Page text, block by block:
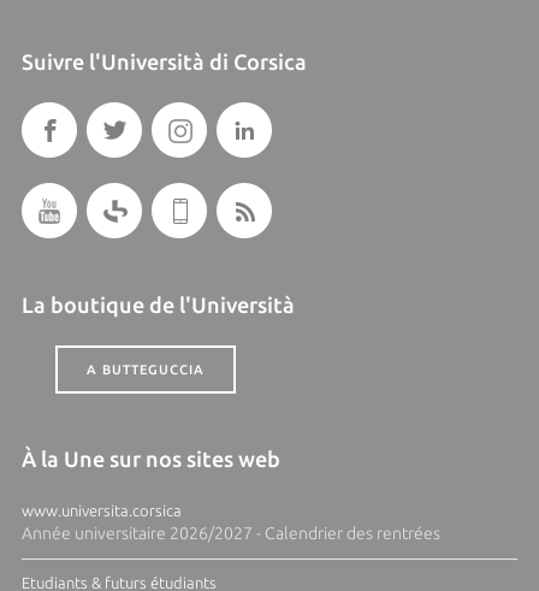
Suivre l'Università di Corsica
La boutique de l'Università
A BUTTEGUCCIA
À la Une sur nos sites web
www.universita.corsica
Année universitaire 2026/2027 - Calendrier des rentrées
Etudiants & futurs étudiants